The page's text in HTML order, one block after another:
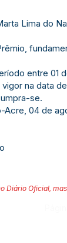
Lima do
entre 01
na data
se.
Acre, 04 de
Diário Oficial,